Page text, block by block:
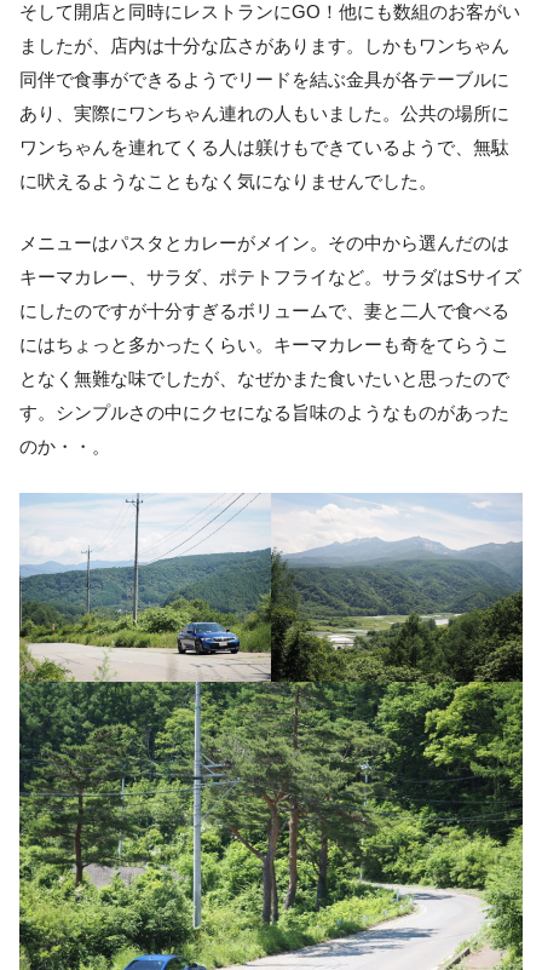
そして開店と同時にレストランにGO！他にも数組のお客がい
ましたが、店内は十分な広さがあります。しかもワンちゃん
同伴で食事ができるようでリードを結ぶ金具が各テーブルに
あり、実際にワンちゃん連れの人もいました。公共の場所に
ワンちゃんを連れてくる人は躾けもできているようで、無駄
に吠えるようなこともなく気になりませんでした。
メニューはパスタとカレーがメイン。その中から選んだのは
キーマカレー、サラダ、ポテトフライなど。サラダはSサイズ
にしたのですが十分すぎるボリュームで、妻と二人で食べる
にはちょっと多かったくらい。キーマカレーも奇をてらうこ
となく無難な味でしたが、なぜかまた食いたいと思ったので
す。シンプルさの中にクセになる旨味のようなものがあった
のか・・。